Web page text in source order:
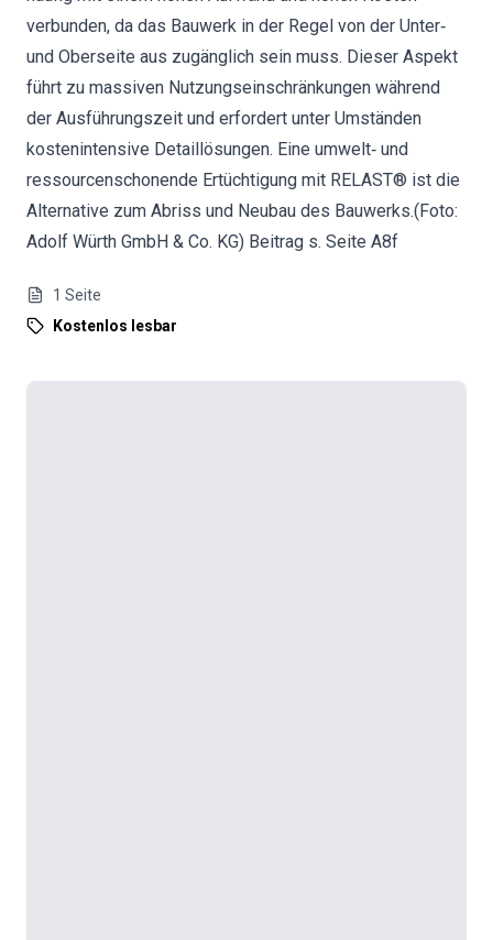
verbunden, da das Bauwerk in der Regel von der Unter‐
und Oberseite aus zugänglich sein muss. Dieser Aspekt
führt zu massiven Nutzungseinschränkungen während
der Ausführungszeit und erfordert unter Umständen
kostenintensive Detaillösungen. Eine umwelt‐ und
ressourcenschonende Ertüchtigung mit RELAST® ist die
Alternative zum Abriss und Neubau des Bauwerks.(Foto:
Adolf Würth GmbH & Co. KG) Beitrag s. Seite A8f
1 Seite
Kostenlos lesbar